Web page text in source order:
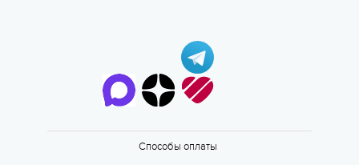
Способы оплаты